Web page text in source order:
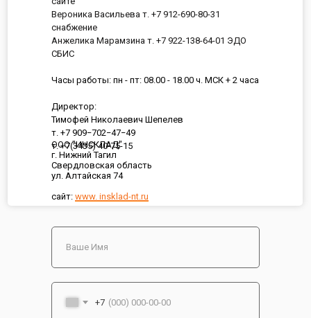
ООО "ИНСКЛАД"
г. Нижний Тагил
Свердловская область
ул. Алтайская 74
сайт: www. insklad-nt.ru
Вероника Васильева т. +7 912-690-80-31
снабжение
Анжелика Марамзина т. +7 922-138-64-01 ЭДО
СБИС
Часы работы: пн - пт: 08.00 - 18.00 ч. МСК + 2 часа
Директор:
Тимофей Николаевич Шепелев
т. +7 909−702−47−49
т. +7(3435) 40-75-15
+7